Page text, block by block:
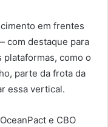
em frentes
com destaque para
como o
parte da frota da
essa vertical.
e CBO